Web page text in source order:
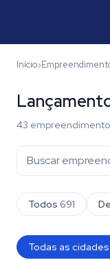
Início›
43
Todos 691
Todas as cidades